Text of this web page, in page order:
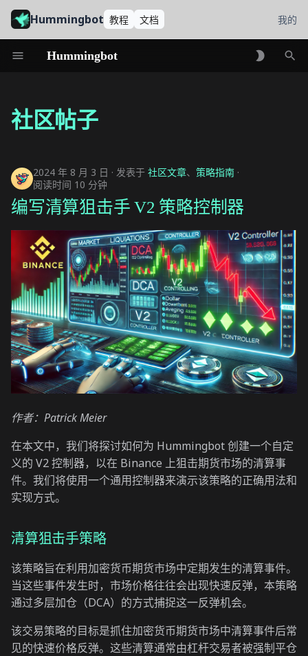
Hummingbot 教程 文档 我的
Hummingbot
始
化
索
器
使用 Dexalot 与
Hummingbot
Hummingbot V1 策略编码入
门指南
如何交易加密货币
应对不同市场行情的技巧
社区帖子
2024 年 8 月 3 日 发表于 社区文章、 策略指南
阅读时间 10 分钟
编写清算狙击手 V2 策略控制器
作者：Patrick Meier
在本文中，我们将探讨如何为 Hummingbot 创建一个自定
义的 V2 控制器，以在 Binance 上狙击期货市场的清算事
件。我们将使用一个通用控制器来演示该策略的正确用法和
实现方式。
清算狙击手策略
该策略旨在利用加密货币期货市场中定期发生的清算事件。
当这些事件发生时，市场价格往往会出现快速反弹，本策略
通过多层加仓（DCA）的方式捕捉这一反弹机会。
该交易策略的目标是抓住加密货币期货市场中清算事件后常
见的快速价格反弹。这些清算通常由杠杆交易者被强制平仓